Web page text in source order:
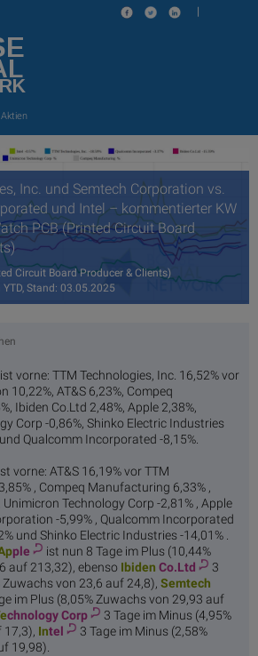
|
Inc. und Semtech Corporation vs.
und Intel – kommentierter KW
PCB (Printed Circuit Board
Circuit Board Producer & Clients)
Stand: 03.05.2025
vorne: TTM Technologies, Inc. 16,52% vor
10,22%, AT&S 6,23%, Compeq
Ibiden Co.Ltd 2,48%, Apple 2,38%,
Corp -0,86%, Shinko Electric Industries
Qualcomm Incorporated -8,15%.
vorne: AT&S 16,19% vor TTM
, Compeq Manufacturing 6,33% ,
Unimicron Technology Corp -2,81% , Apple
-5,99% , Qualcomm Incorporated
und Shinko Electric Industries -14,01% .
ple
ist nun 8 Tage im Plus (10,44%
auf 213,32), ebenso Ibiden Co.Ltd
3
Zuwachs von 23,6 auf 24,8), Semtech
im Plus (8,05% Zuwachs von 29,93 auf
chnology Corp
3 Tage im Minus (4,95%
17,3), Intel
3 Tage im Minus (2,58%
19,98).